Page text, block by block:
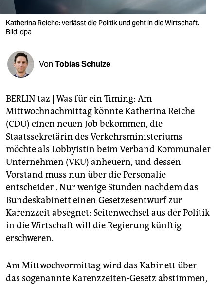
verlag
verlag
veranstaltungen
shop
unterstützen
abo
genossenschaft
epaper login
Katherina Reiche: verlässt die Politik und geht in die Wirtschaft.
Bild: dpa
Von Tobias Schulze
BERLIN taz | Was für ein Timing: Am
Mittwochnachmittag könnte Katherina Reiche
(CDU) einen neuen Job bekommen, die
Staatssekretärin des Verkehrsministeriums
möchte als Lobbyistin beim Verband Kommunaler
Unternehmen (VKU) anheuern, und dessen
Vorstand muss nun über die Personalie
entscheiden. Nur wenige Stunden nachdem das
Bundeskabinett einen Gesetzesentwurf zur
Karenzzeit absegnet: Seitenwechsel aus der Politik
in die Wirtschaft will die Regierung künftig
erschweren.
Am Mittwochvormittag wird das Kabinett über
das sogenannte Karenzzeiten-Gesetz abstimmen,